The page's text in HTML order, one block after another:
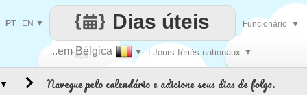
Faça
..em Bélgica ▼ | Jours fériés nationaux ▼
Dias úteis
PT| EN ▼ Funcionário ▼
Navegue pelo calendário e adicione seus dias de folga.
▼